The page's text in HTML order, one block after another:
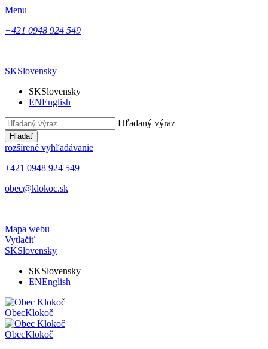
Menu
+421 0948 924 549
SKSlovensky
SKSlovensky
ENEnglish
Hľadaný výraz
Hľadať
rozšírené vyhľadávanie
+421 0948 924 549
obec@klokoc.sk
Mapa webu
Vytlačiť
SKSlovensky
SKSlovensky
ENEnglish
ObecKlokoč
ObecKlokoč